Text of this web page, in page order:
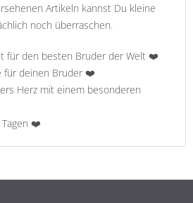
Artikeln kannst Du kleine
noch überraschen.
für den besten Bruder der Welt ❤️
für deinen Bruder ❤️
Herz mit einem besonderen
Tagen ❤️